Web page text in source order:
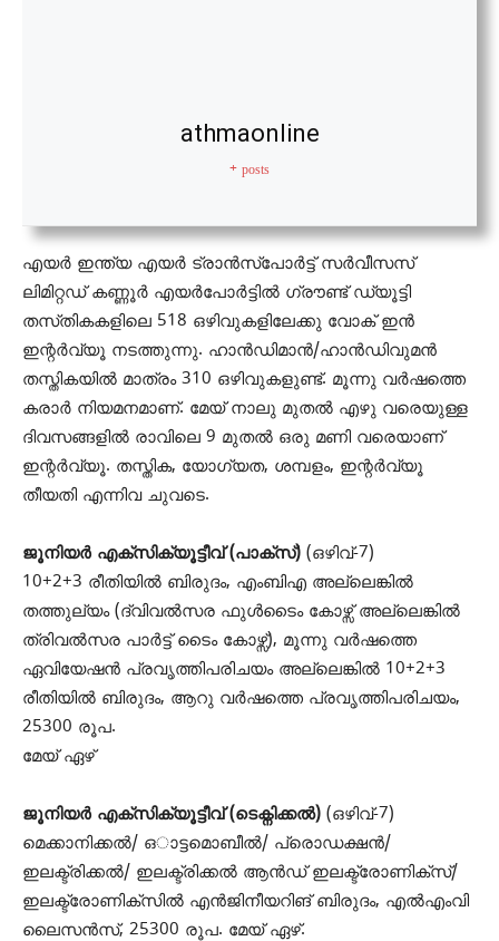
athmaonline
+ posts
എയർ ഇന്ത്യ എയർ ട്രാൻസ്‌പോർട്ട് സർവീസസ്
ലിമിറ്റഡ് കണ്ണൂർ എയർപോർട്ടിൽ ഗ്രൗണ്ട് ഡ്യൂട്ടി
തസ്‌തികകളിലെ 518 ഒഴിവുകളിലേക്കു വോക് ഇൻ
ഇന്റർവ്യൂ നടത്തുന്നു. ഹാൻഡിമാൻ/ഹാൻഡിവുമൻ
തസ്തികയിൽ മാത്രം 310 ഒഴിവുകളുണ്ട്. മൂന്നു വർഷത്തെ
കരാർ നിയമനമാണ്. മേയ് നാലു മുതൽ എഴു വരെയുള്ള
ദിവസങ്ങളിൽ രാവിലെ 9 മുതല്‍ ഒരു മണി വരെയാണ്
ഇന്റർവ്യൂ. തസ്തിക, യോഗ്യത, ശമ്പളം, ഇന്റർവ്യൂ
തീയതി എന്നിവ ചുവടെ.
ജൂനിയർ എക്സിക്യൂട്ടീവ് (പാക്സ്) (ഒഴിവ്-7)
10+2+3 രീതിയിൽ ബിരുദം, എംബിഎ അല്ലെങ്കിൽ
തത്തുല്യം (ദ്വിവല്‍സര ഫുൾടൈം കോഴ്സ് അല്ലെങ്കില്‍
ത്രിവൽസര പാർട്ട് ടൈം കോഴ്സ്), മൂന്നു വർഷത്തെ
ഏവിയേഷൻ പ്രവൃത്തിപരിചയം അല്ലെങ്കിൽ 10+2+3
രീതിയിൽ ബിരുദം, ആറു വർഷത്തെ പ്രവൃത്തിപരിചയം,
25300 രൂപ.
മേയ് ഏഴ്
ജൂനിയർ എക്സിക്യൂട്ടീവ് (ടെക്നിക്കൽ) (ഒഴിവ്-7)
മെക്കാനിക്കൽ/ ഒാട്ടമൊബീൽ/ പ്രൊഡക്ഷൻ/
ഇലക്ട്രിക്കൽ/ ഇലക്ട്രിക്കൽ ആൻഡ് ഇലക്ട്രോണിക്സ്/
ഇലക്ട്രോണിക്സിൽ എൻജിനീയറിങ് ബിരുദം, എൽഎംവി
ലൈസൻസ്, 25300 രൂപ. മേയ് ഏഴ്.